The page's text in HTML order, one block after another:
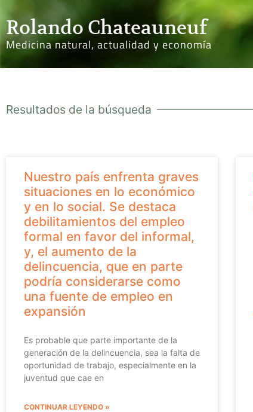
Rolando Chateauneuf
Medicina natural, actualidad y economía
Resultados de la búsqueda
Nuestro país enfrenta graves
situaciones en lo económico
y en lo social. Se destaca
debilitamientos del empleo
formal en favor del informal,
y, el aumento de la
delincuencia, que en parte
podría considerarse como
una fuente de empleo en
expansión
Es probable que parte importante de la
generación de la delincuencia, sea la falta de
oportunidad de trabajo, especialmente en la
juventud que cae en
CONTINUAR LEYENDO »